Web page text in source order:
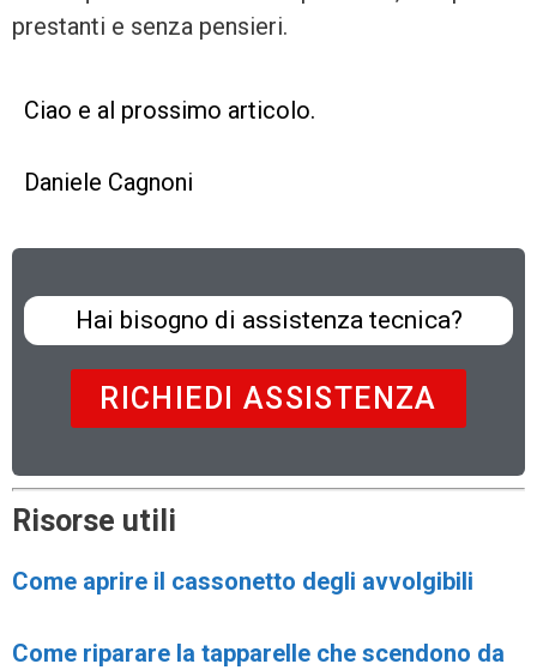
prestanti e senza pensieri.
Ciao e al prossimo articolo.
Daniele Cagnoni
Hai bisogno di assistenza tecnica?
RICHIEDI ASSISTENZA
Risorse utili
Come aprire il cassonetto degli avvolgibili
Come riparare la tapparelle che scendono da